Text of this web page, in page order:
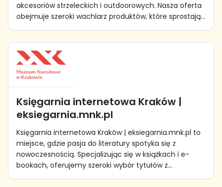
akcesoriów strzeleckich i outdoorowych. Nasza oferta
obejmuje szeroki wachlarz produktów, które sprostają...
Księgarnia internetowa Kraków |
eksiegarnia.mnk.pl
Księgarnia internetowa Kraków | eksiegarnia.mnk.pl to
miejsce, gdzie pasja do literatury spotyka się z
nowoczesnością. Specjalizując się w książkach i e-
bookach, oferujemy szeroki wybór tytułów z...